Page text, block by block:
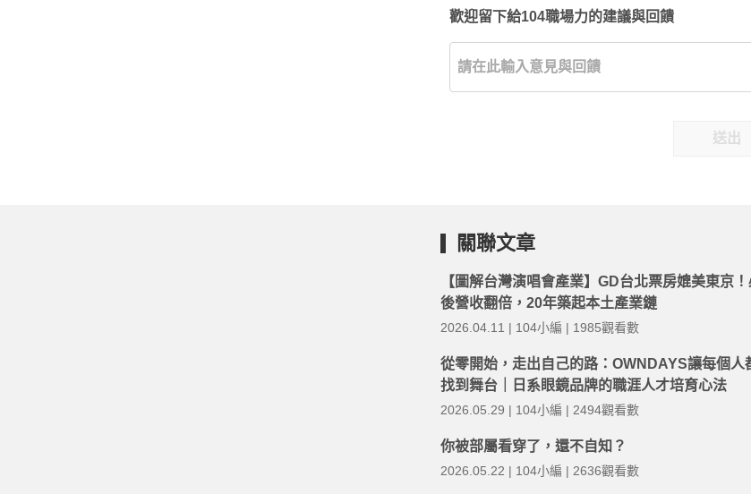
歡迎留下給104職場力的建議與回饋
送出
關聯文章
【圖解台灣演唱會產業】GD台北票房媲美東京
後營收翻倍，20年築起本土產業鏈
2026.04.11 | 104小編 | 1985觀看數
從零開始，走出自己的路：OWNDAYS讓每個人
找到舞台｜日系眼鏡品牌的職涯人才培育心法
2026.05.29 | 104小編 | 2494觀看數
你被部屬看穿了，還不自知？
2026.05.22 | 104小編 | 2636觀看數